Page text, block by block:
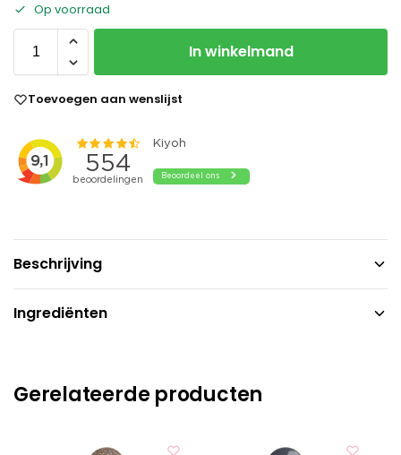
Op voorraad
In winkelmand
Toevoegen aan wenslijst
Beschrijving
Ingrediënten
Gerelateerde producten